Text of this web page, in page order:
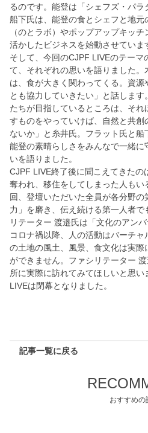
るのです。能登は「シェフズ・パラ
船下氏は、能登の食とシェフと地元
（のとラボ）やポップアップキッ
活かしたビジネスを始動させていま
そして、今回のCJPF LIVEのテー
て、それぞれの思いを語りました
は、食が大きく関わってくる。資
とも協力していきたい」と話します
たちが目指しているところは、そ
すものをやっていけば、自然と共
ないか」と糸井氏。フラット氏と船
能登の素晴らしさをみんなで一緒
いを語りました。
CJPF LIVE終了後に聞こえてきたの
奪われ、移住をしてしまった人もい
回、登壇いただいた全員が各分野
力」を磨き、伝え続ける第一人者
リテーター 渡邉氏は「文化のアン
コロナ禍以降、人の活動はバーチ
の土地の風土、風景、食文化は実際
ができません。ファシリテーター
所に実際に訪れてみてほしいと思
LIVEは閉幕となりました。
記事一覧に戻る
おすすめの